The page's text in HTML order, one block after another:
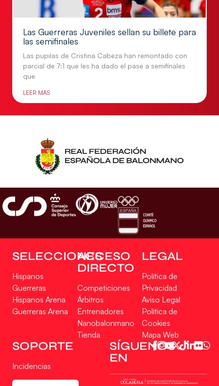
Las Guerreras Juveniles sellan su billete para
las semifinales
Las pupilas de Cristina Cabeza han remontado con
parcial de 7:1 que les ha dado el pase a semifinales
que
LEER MÁS
SELECCIONES
Hispanos
Guerreras
Hispanos Arena
Guerreras Arena
ACCESO
DIRECTO
Competiciones
Árbitros
Entrenadores
Nanobalonmano
Tienda
LEGAL
Política de
Privacidad
Aviso Legal
Política de
Cookies
Mapa Web
SOPORTE
Incidencias
SÍGUENOS
EN